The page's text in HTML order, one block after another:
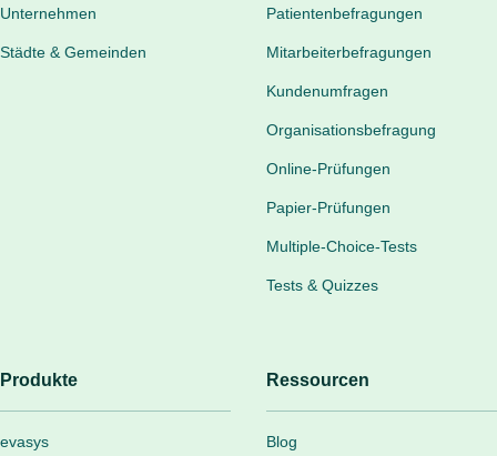
Unternehmen
Städte & Gemeinden
Patientenbefragungen
Mitarbeiterbefragungen
Kundenumfragen
Organisationsbefragung
Online-Prüfungen
Papier-Prüfungen
Multiple-Choice-Tests
Tests & Quizzes
Produkte
evasys
Ressourcen
Blog